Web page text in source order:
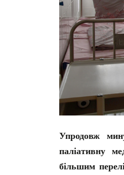
Упродовж
паліативну
більшим